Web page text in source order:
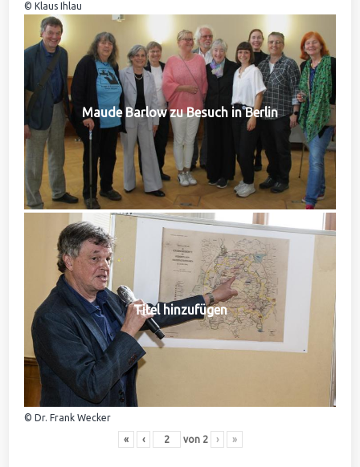
© Klaus Ihlau
Maude Barlow zu Besuch in Berlin
Titel hinzufügen
© Dr. Frank Wecker
« ‹ von 2 › »